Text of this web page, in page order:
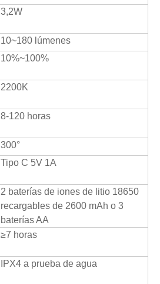
3,2W
10~180 lúmenes
10%~100%
2200K
8-120 horas
300°
Tipo C 5V 1A
2 baterías de iones de litio 18650
recargables de 2600 mAh o 3
baterías AA
≥7 horas
IPX4 a prueba de agua